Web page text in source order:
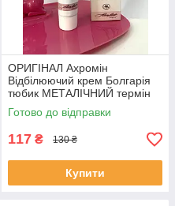
ОРИГІНАЛ Ахромін
Відбілюючий крем Болгарія
тюбик МЕТАЛІЧНИЙ термін
придатності до 2028 г/
Ахромін
Готово до відправки
117 ₴ 130 ₴
Купити